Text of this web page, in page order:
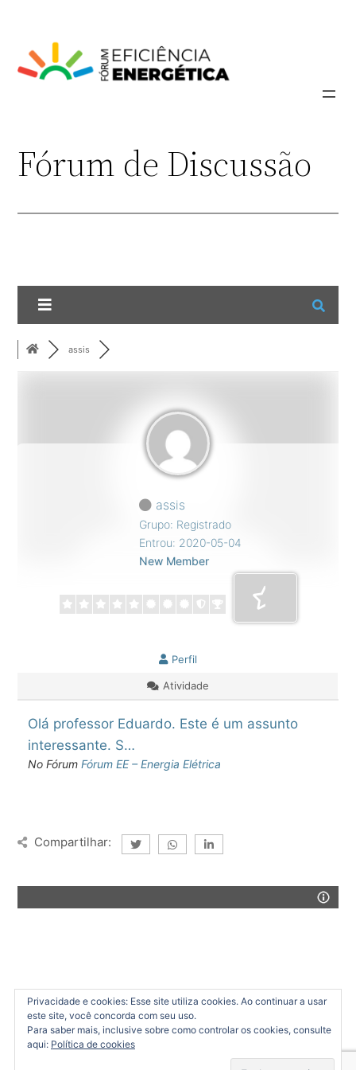
conteúdo
Fórum de Discussão
assis
assis
Grupo: Registrado
Entrou: 2020-05-04
New Member
Perfil
Atividade
Olá professor Eduardo. Este é um assunto
interessante. S…
No Fórum Fórum EE – Energia Elétrica
Compartilhar:
Copyright (c) 2022 por nMentors
Privacidade e cookies: Esse site utiliza cookies. Ao continuar a usar
este site, você concorda com seu uso.
Para saber mais, inclusive sobre como controlar os cookies, consulte
aqui: Política de cookies